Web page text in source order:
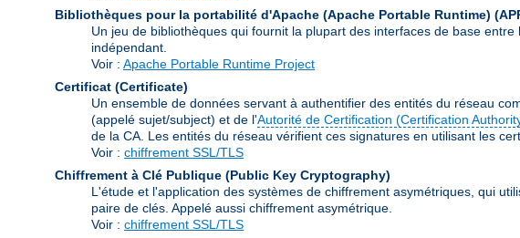
Bibliothèques pour la portabilité d'Apache (Apache Portable Runtime)
Un jeu de bibliothèques qui fournit la plupart des interfaces de base
indépendant.
Voir : Apache Portable Runtime Project
Certificat (Certificate)
Un ensemble de données servant à authentifier des entités du réseau
(appelé sujet/subject) et de l'Autorité de Certification (Certification
de la CA. Les entités du réseau vérifient ces signatures en utilisant les
Voir : chiffrement SSL/TLS
Chiffrement à Clé Publique (Public Key Cryptography)
L'étude et l'application des systèmes de chiffrement asymétriques, qui
paire de clés. Appelé aussi chiffrement asymétrique.
Voir : chiffrement SSL/TLS